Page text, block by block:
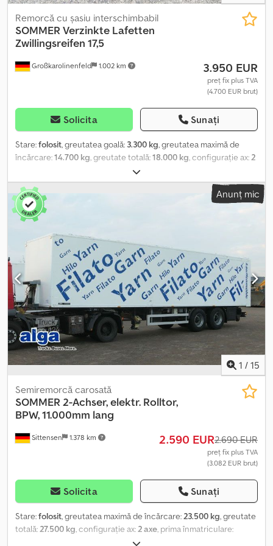
Großkarolinenfeld 1.002 km
Remorcă cu șasiu interschimbabil
SOMMER Verzinkte Lafetten
Zwillingsreifen 17,5
3.950 EUR
preț fix plus TVA
(4.700 EUR brut)
Solicita Sunați
Stare:folosit, greutatea goală: 3.300 kg, greutatea maximă de
încărcare:14.700 kg , greutate totală:18.000 kg , configurație ax: 2
10/2008, următoarea inspecție (TÜV):
11/2026, suspensie:aer, dimensiunea anvelopei:235/75R17,5,
Dotări:ABS
, DEALER GERMAN oferă: Remorcă cu schimbătoare
BDF mai multe pe stoc GALVANIZAT Anvelope duble 235/75R17,5
Perne de aer lungi Înălțime ridicare 1390 mm Frâne cu tambur
Preț pe bucată net 3950,- Euro Crjdpfxjzridye Ahmjf Numeroase
șasiuri și platforme interschimbabile pe stoc! ##### VĂ RUGĂM SĂ
SUNAȚI - NU EMAIL! ##### LIVRARE DISPONIBILĂ ÎN TOATĂ
GERMANIA! MEPO-NUTZFAHRZEUGE LIVREAZĂ DIN 1983! VIZITĂ
DOAR CU PROGRAMARE! #####
Anunț mic
1 / 15
Sittensen 1.378 km
Semiremorcă carosată
SOMMER 2-Achser, elektr. Rolltor,
BPW, 11.000mm lang
2.590 EUR2.690 EUR
preț fix plus TVA
(3.082 EUR brut)
Solicita Sunați
Stare:folosit, greutatea maximă de încărcare:23.500 kg, greutate
totală:27.500 kg, configurație ax:2 axe, prima înmatriculare:
, lungimea spațiului de încărcare: